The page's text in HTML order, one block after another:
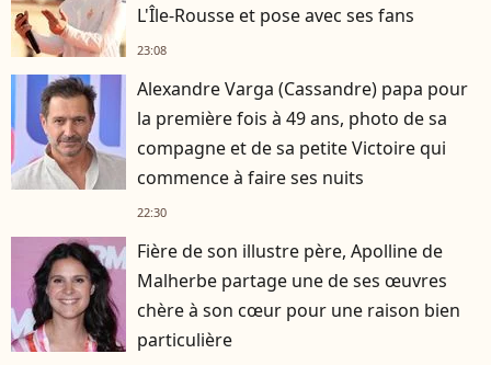
L'Île-Rousse et pose avec ses fans
23:08
Alexandre Varga (Cassandre) papa pour
la première fois à 49 ans, photo de sa
compagne et de sa petite Victoire qui
commence à faire ses nuits
22:30
Fière de son illustre père, Apolline de
Malherbe partage une de ses œuvres
chère à son cœur pour une raison bien
particulière